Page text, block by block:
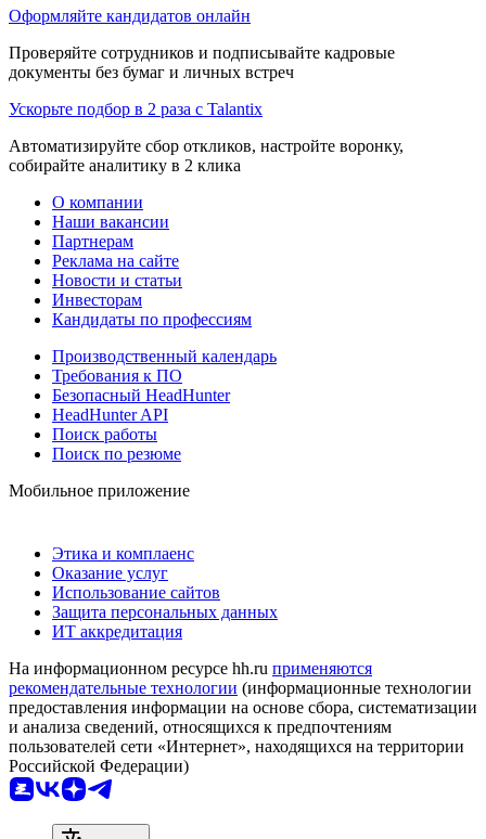
Оформляйте кандидатов онлайн
Проверяйте сотрудников и подписывайте кадровые
документы без бумаг и личных встреч
Ускорьте подбор в 2 раза с Talantix
Автоматизируйте сбор откликов, настройте воронку,
собирайте аналитику в 2 клика
О компании
Наши вакансии
Партнерам
Реклама на сайте
Новости и статьи
Инвесторам
Кандидаты по профессиям
Производственный календарь
Требования к ПО
Безопасный HeadHunter
HeadHunter API
Поиск работы
Поиск по резюме
Мобильное приложение
Этика и комплаенс
Оказание услуг
Использование сайтов
Защита персональных данных
ИТ аккредитация
На информационном ресурсе hh.ru применяются
рекомендательные технологии (информационные технологии
предоставления информации на основе сбора, систематизации
и анализа сведений, относящихся к предпочтениям
пользователей сети «Интернет», находящихся на территории
Российской Федерации)